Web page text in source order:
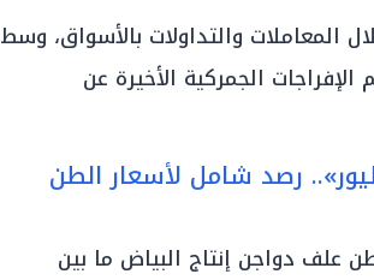
المعاملات والتداولات بالأسواق، وسط
الجمركية الأخيرة عن
رصد شامل لأسعار الطن
دواجن إنتاج البياض ما بين